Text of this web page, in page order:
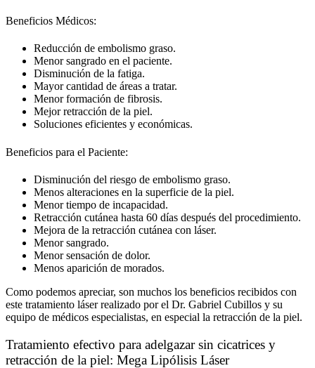
Beneficios Médicos:
Reducción de embolismo graso.
Menor sangrado en el paciente.
Disminución de la fatiga.
Mayor cantidad de áreas a tratar.
Menor formación de fibrosis.
Mejor retracción de la piel.
Soluciones eficientes y económicas.
Beneficios para el Paciente:
Disminución del riesgo de embolismo graso.
Menos alteraciones en la superficie de la piel.
Menor tiempo de incapacidad.
Retracción cutánea hasta 60 días después del procedimiento.
Mejora de la retracción cutánea con láser.
Menor sangrado.
Menor sensación de dolor.
Menos aparición de morados.
Como podemos apreciar, son muchos los beneficios recibidos con
este tratamiento láser realizado por el Dr. Gabriel Cubillos y su
equipo de médicos especialistas, en especial la retracción de la piel.
Tratamiento efectivo para adelgazar sin cicatrices y
retracción de la piel: Mega Lipólisis Láser